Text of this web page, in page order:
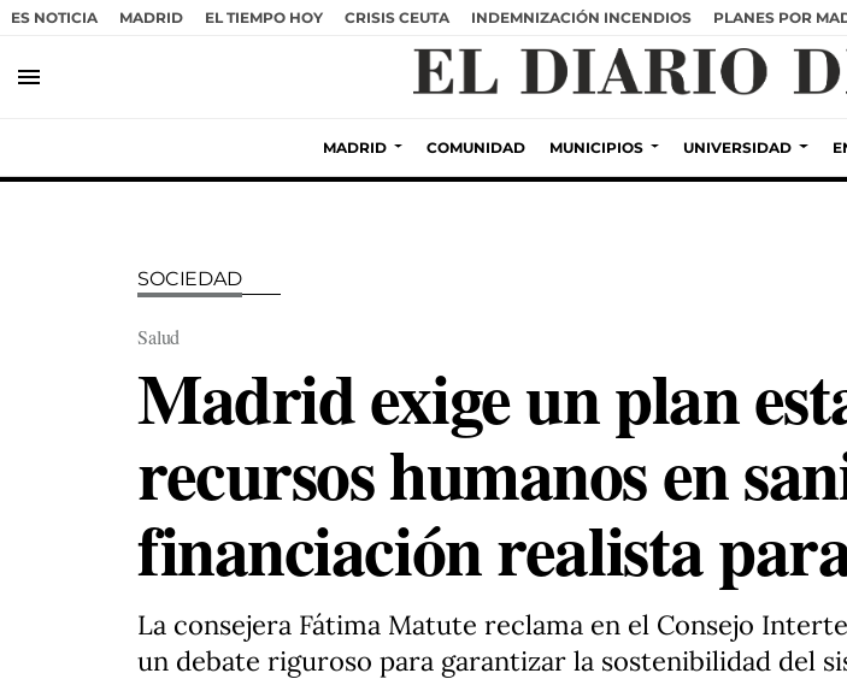
ES NOTICIA MADRID EL TIEMPO HOY CRISIS CEUTA INDEMNIZACIÓN INCENDIOS PLANES POR
menu
MADRID COMUNIDAD MUNICIPIOS UNIVERSIDAD
SOCIEDAD
Salud
Madrid exige un plan
recursos humanos en
financiación realista
La consejera Fátima Matute reclama en el Consejo
un debate riguroso para garantizar la sostenibilidad del